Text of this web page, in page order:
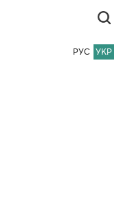
РУС УКР